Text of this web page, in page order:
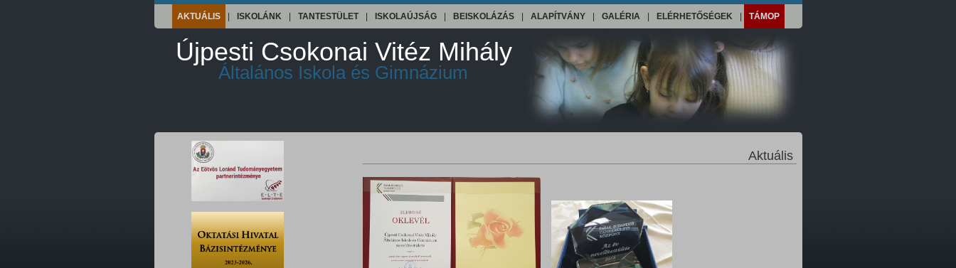
AKTUÁLIS ISKOLÁNK TANTESTÜLET ISKOLAÚJSÁG BEISKOLÁZÁS ALAPÍTVÁNY GALÉRIA ELÉRHETŐSÉGEK TÁMOP
Újpesti Csokonai Vitéz Mihály
Általános Iskola és Gimnázium
Aktuális